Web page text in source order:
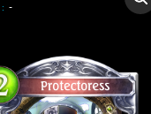
: -